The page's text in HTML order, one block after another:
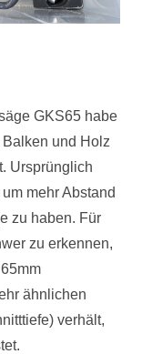
GKS65 habe
und Holz
Ursprünglich
mehr Abstand
zu haben. Für
zu erkennen,
ähnlichen
verhält,